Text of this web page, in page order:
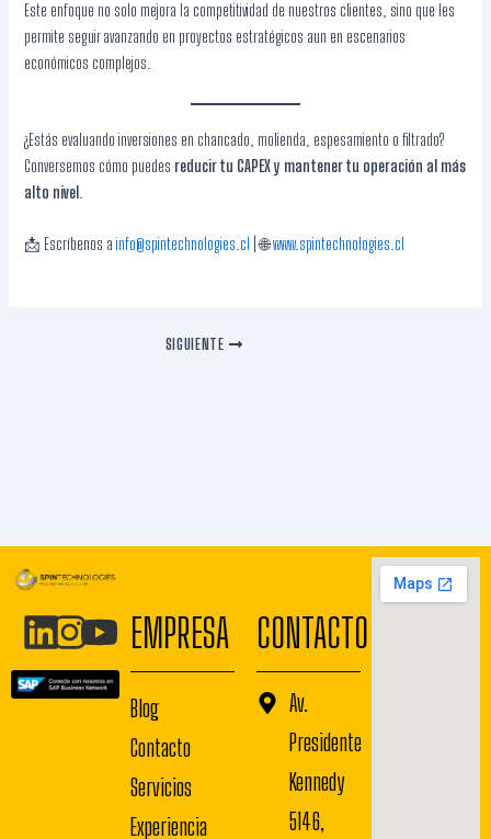
Este enfoque no solo mejora la competitividad de nuestros clientes, sino que les
permite seguir avanzando en proyectos estratégicos aun en escenarios
económicos complejos.
¿Estás evaluando inversiones en chancado, molienda, espesamiento o filtrado?
Conversemos cómo puedes reducir tu CAPEX y mantener tu operación al más
alto nivel
📩 Escríbenos ainfo@spintechnologies.cl | 🌐www.spintechnologies.cl
SIGUIENTE
EMPRESA
Blog
Contacto
Servicios
Experiencia
CONTACTO
Av.
Presidente
Kennedy
5146,